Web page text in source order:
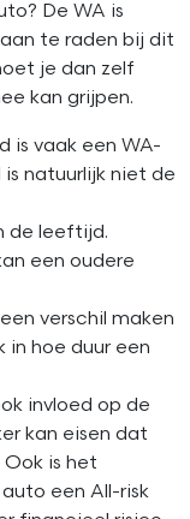
De WA is
te raden bij dit
je dan zelf
kan grijpen.
is vaak een WA-
natuurlijk niet de
de leeftijd.
een oudere
verschil maken
in hoe duur een
invloed op de
kan eisen dat
is het
een All-risk